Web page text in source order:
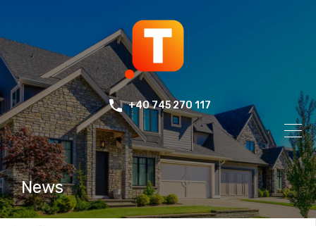
+40 745 270 117
News